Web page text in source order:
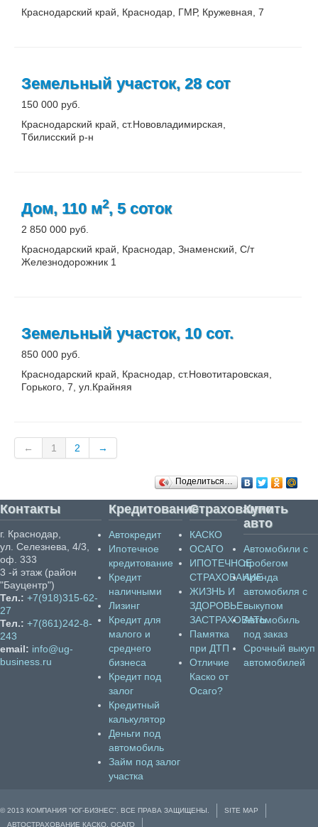
Краснодарский край, Краснодар, ГМР, Кружевная, 7
Земельный участок, 28 сот
150 000 руб.
Краснодарский край, ст.Нововладимирская,
Тбилисский р-н
Дом, 110 м2, 5 соток
2 850 000 руб.
Краснодарский край, Краснодар, Знаменский, С/т
Железнодорожник 1
Земельный участок, 10 сот.
850 000 руб.
Краснодарский край, Краснодар, ст.Новотитаровская,
Горького, 7, ул.Крайняя
← 1 2 →
Поделиться…
Контакты
г. Краснодар,
ул. Селезнева, 4/3,
оф. 333
3 -й этаж (район
"Бауцентр")
Тел.: +7(918)315-62-
27
Тел.: +7(861)242-8-
243
email: info@ug-
business.ru
Кредитование
Автокредит
Ипотечное
кредитование
Кредит
наличными
Лизинг
Кредит для
малого и
среднего
бизнеса
Кредит под
залог
Кредитный
калькулятор
Деньги под
автомобиль
Займ под залог
участка
Страхование
КАСКО
ОСАГО
ИПОТЕЧНОЕ
СТРАХОВАНИЕ
ЖИЗНЬ И
ЗДОРОВЬЕ
ЗАСТРАХОВАТЬ
Памятка
при ДТП
Отличие
Каско от
Осаго?
Купить
авто
Автомобили с
пробегом
Аренда
автомобиля с
выкупом
Автомобиль
под заказ
Срочный выкуп
автомобилей
© 2013 КОМПАНИЯ "ЮГ-БИЗНЕС". ВСЕ ПРАВА ЗАЩИЩЕНЫ.
SITE MAP
АВТОСТРАХОВАНИЕ КАСКО, ОСАГО